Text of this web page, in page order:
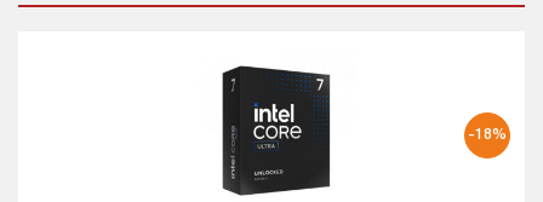
-18%